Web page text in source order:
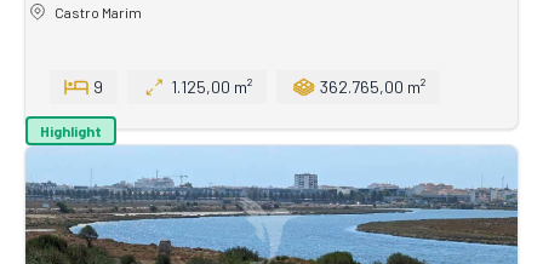
Castro Marim
9 1.125,00 m² 362.765,00 m²
Highlight